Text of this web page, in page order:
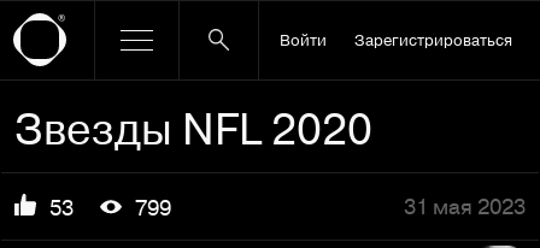
Войти Зарегистрироваться
Звезды NFL 2020
53 799 31 мая 2023